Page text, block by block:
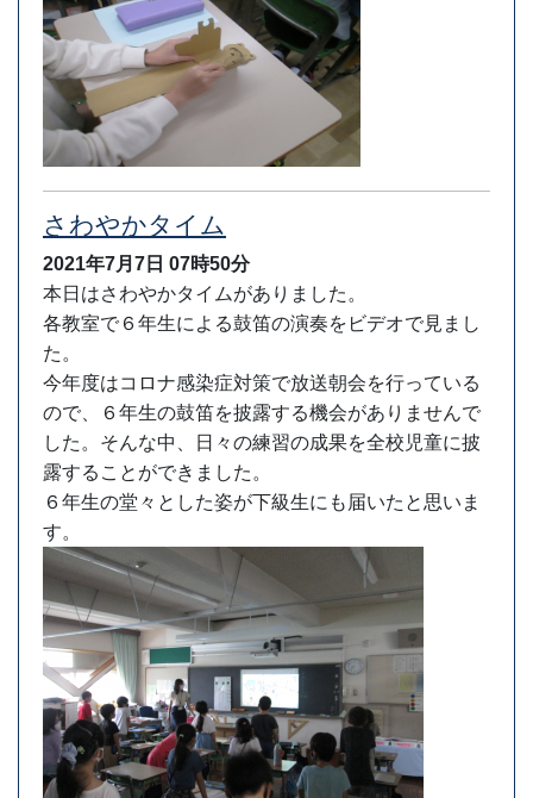
さわやかタイム
2021年7月7日 07時50分
本日はさわやかタイムがありました。
各教室で６年生による鼓笛の演奏をビデオで見まし
た。
今年度はコロナ感染症対策で放送朝会を行っている
ので、６年生の鼓笛を披露する機会がありませんで
した。そんな中、日々の練習の成果を全校児童に披
露することができました。
６年生の堂々とした姿が下級生にも届いたと思いま
す。